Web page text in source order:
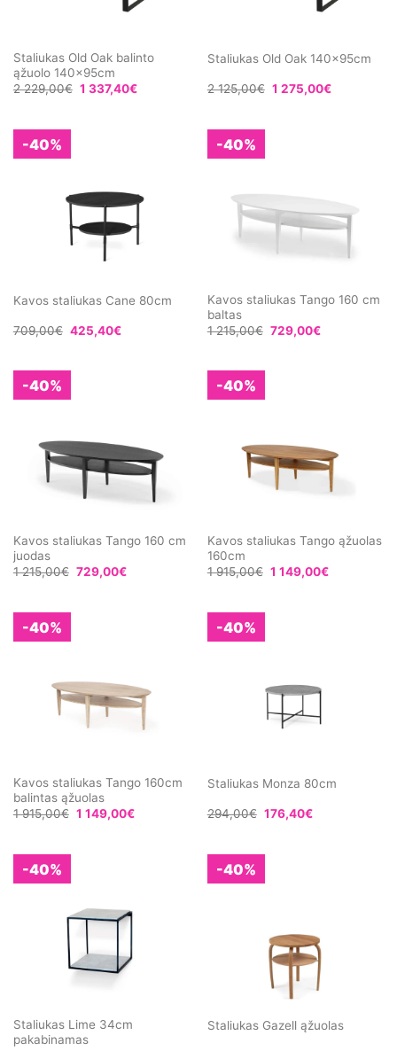
Staliukas Old Oak balinto
ąžuolo 140x95cm
2 229,00€ 1 337,40€
Staliukas Old Oak 140x95cm
2 125,00€ 1 275,00€
-40%
Kavos staliukas Cane 80cm
709,00€ 425,40€
-40%
Kavos staliukas Tango 160 cm
baltas
1 215,00€ 729,00€
-40%
Kavos staliukas Tango 160 cm
juodas
1 215,00€ 729,00€
-40%
Kavos staliukas Tango ąžuolas
160cm
1 915,00€ 1 149,00€
-40%
Kavos staliukas Tango 160cm
balintas ąžuolas
1 915,00€ 1 149,00€
-40%
Staliukas Monza 80cm
294,00€ 176,40€
-40%
Staliukas Lime 34cm
pakabinamas
-40%
Staliukas Gazell ąžuolas